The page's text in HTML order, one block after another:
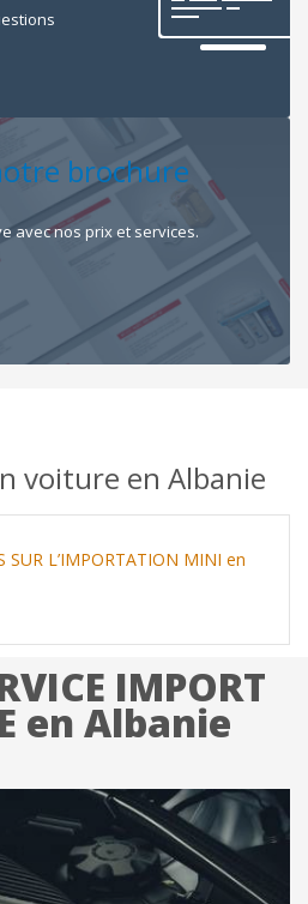
brochure
avec nos prix et services.
voiture en Albanie
SUR L’IMPORTATION MINI en
IMPORT
en Albanie